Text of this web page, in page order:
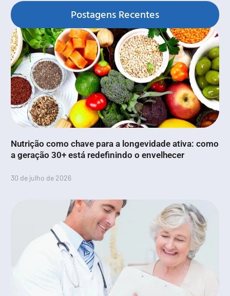
Postagens Recentes
Nutrição como chave para a longevidade ativa: como
a geração 30+ está redefinindo o envelhecer
30 de julho de 2026